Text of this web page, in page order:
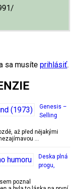
sa musíte prihlásiť.
Genesis –
Selling
až před nějakými
…
Deska plná
progu,
poznal